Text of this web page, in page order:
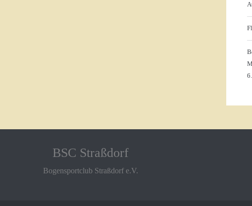
BSC Straßdorf
Bogensportclub Straßdorf e.V.